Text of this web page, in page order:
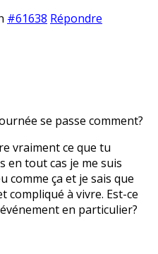
#61638 Répondre
se passe comment?
vraiment ce que tu
en tout cas je me suis
comme ça et je sais que
compliqué à vivre. Est-ce
événement en particulier?